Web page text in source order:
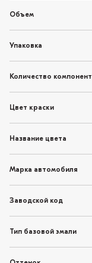
Объем
Упаковка
Количество
Цвет краски
Название цвета
Марка автомобиля
Заводской код
Тип базовой эмали